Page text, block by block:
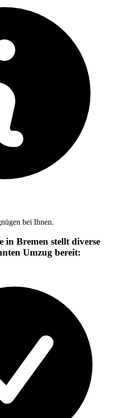
bei Ihnen.
in Bremen stellt diverse
Umzug bereit: